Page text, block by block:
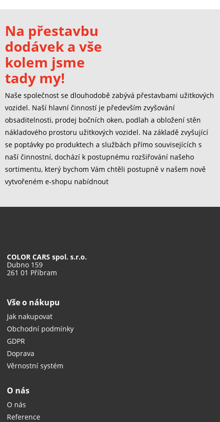
Na přestavbu
dodávek a vše
kolem jsme
tady my!
Naše společnost se dlouhodobě zabývá přestavbami užitkových
vozidel. Naší hlavní činností je především zvyšování
obsaditelnosti, prodej bočních oken, podlah a obložení stěn
nákladového prostoru užitkových vozidel. Na základě zvyšující
se poptávky po produktech a službách přímo souvisejících s
naší činnostní, dochází k postupnému rozšiřování našeho
sortimentu, který bychom Vám chtěli postupně v našem nově
vytvořeném e-shopu nabídnout
COLOR CARS spol. s.r.o.
Dubno 159
261 01 Příbram
Vše o nákupu
Jak nakupovat
Obchodní podmínky
GDPR
Doprava
Věrnostní systém
O nás
O nás
Reference